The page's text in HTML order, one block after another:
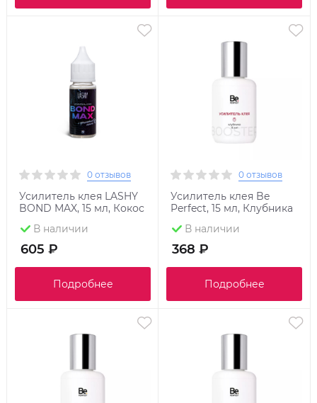
0 отзывов
Усилитель клея LASHY
BOND MAX, 15 мл, Кокос
В наличии
605 ₽
Подробнее
0 отзывов
Усилитель клея Be
Perfect, 15 мл, Клубника
В наличии
368 ₽
Подробнее